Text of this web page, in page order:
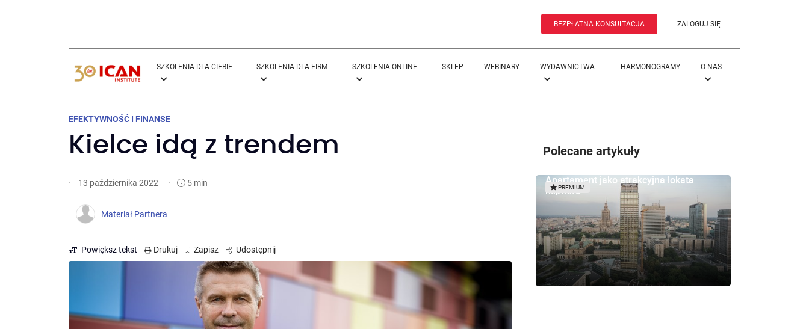
BEZPŁATNA KONSULTACJA ZALOGUJ SIĘ
SZKOLENIA DLA CIEBIE SZKOLENIA DLA FIRM SZKOLENIA ONLINE SKLEP WEBINARY WYDAWNICTWA HARMONOGRAMY O NAS
EFEKTYWNOŚĆ I FINANSE
Kielce idą z trendem
· 13 października 2022 · 5 min
Materiał Partnera
Powiększ tekst Drukuj Zapisz Udostępnij
Polecane artykuły
Apartament jako atrakcyjna lokata
kapitału
PREMIUM